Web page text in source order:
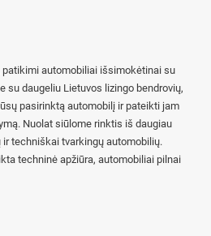
patikimi automobiliai išsimokėtinai su
su daugeliu Lietuvos lizingo bendrovių,
pasirinktą automobilį ir pateikti jam
Nuolat siūlome rinktis iš daugiau
techniškai tvarkingų automobilių.
techninė apžiūra, automobiliai pilnai